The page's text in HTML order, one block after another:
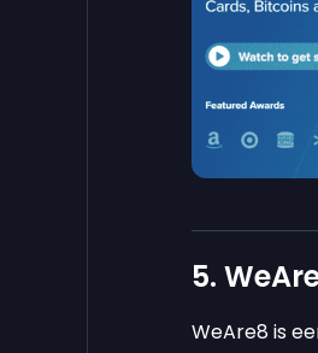
5.
WeAre8 is